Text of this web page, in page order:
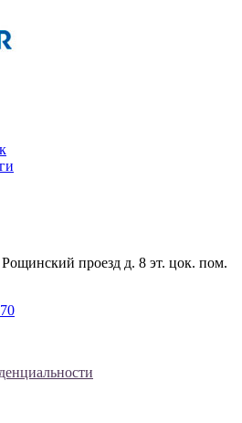
проезд д. 8 эт. цок. пом.